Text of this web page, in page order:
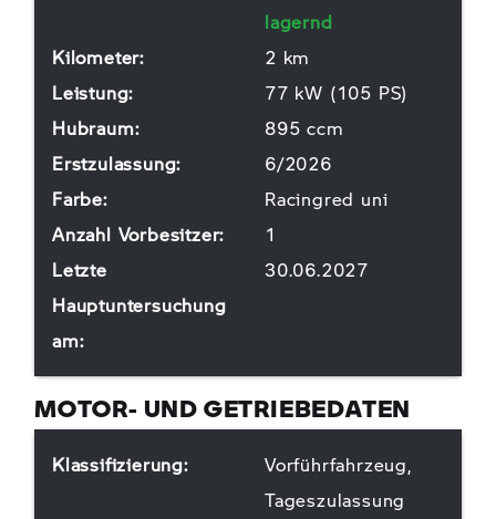
lagernd
Kilometer:
2 km
Leistung:
77 kW (105 PS)
Hubraum:
895 ccm
Erstzulassung:
6/2026
Farbe:
Racingred uni
Anzahl Vorbesitzer:
1
Letzte
Hauptuntersuchung
am:
30.06.2027
MOTOR- UND GETRIEBEDATEN
Klassifizierung:
Vorführfahrzeug,
Tageszulassung